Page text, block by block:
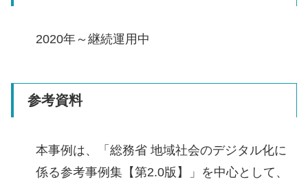
2020年～継続運用中
参考資料
本事例は、「総務省 地域社会のデジタル化に
係る参考事例集【第2.0版】」を中心として、